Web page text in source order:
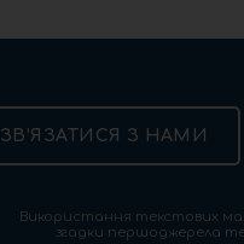
ЗВ’ЯЗАТИСЯ З НАМИ
Використання текстових
згадки першоджерела